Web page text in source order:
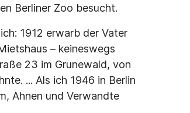
Berliner Zoo besucht.
1912 erwarb der Vater
– keineswegs
23 im Grunewald, von
... Als ich 1946 in Berlin
Ahnen und Verwandte